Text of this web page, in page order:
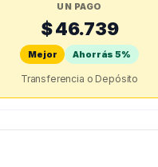
UN PAGO
$ 46.739
Mejor Ahorrás 5%
Transferencia o Depósito